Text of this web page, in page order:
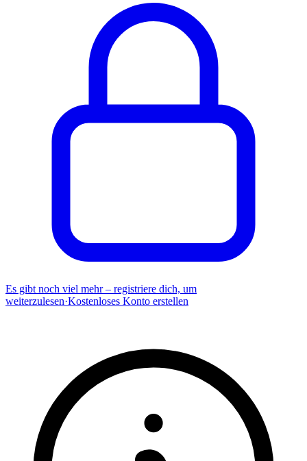
Es gibt noch viel mehr – registriere dich, um
weiterzulesen·Kostenloses Konto erstellen